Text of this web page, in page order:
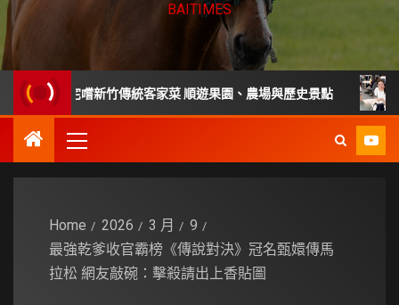
BAITIMES
宅嚐新竹傳統客家菜 順遊果園、農場與歷史景點 家庭
Home 2026 3 月
9
最強乾爹收官霸榜《傳說對決》冠名甄嬛傳馬
拉松 網友敲碗：擊殺請出上香貼圖